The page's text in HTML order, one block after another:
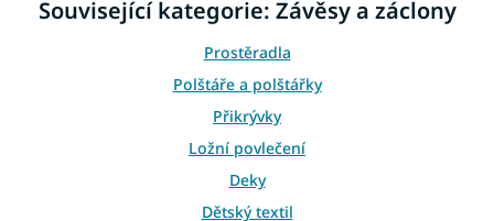
a
í
p
r
v
k
y
v
ý
Související kategorie: Závěsy a záclony
Prostěradla
Polštáře a polštářky
Přikrývky
Ložní povlečení
Deky
Dětský textil